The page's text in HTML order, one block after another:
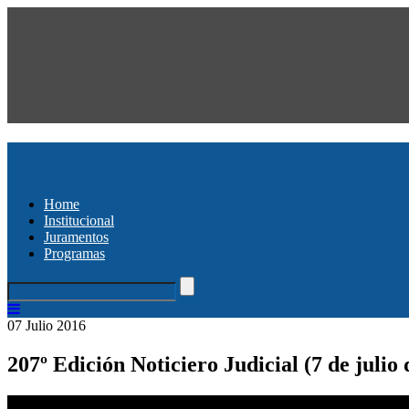
Home
Institucional
Juramentos
Programas
07 Julio 2016
207º Edición Noticiero Judicial (7 de julio